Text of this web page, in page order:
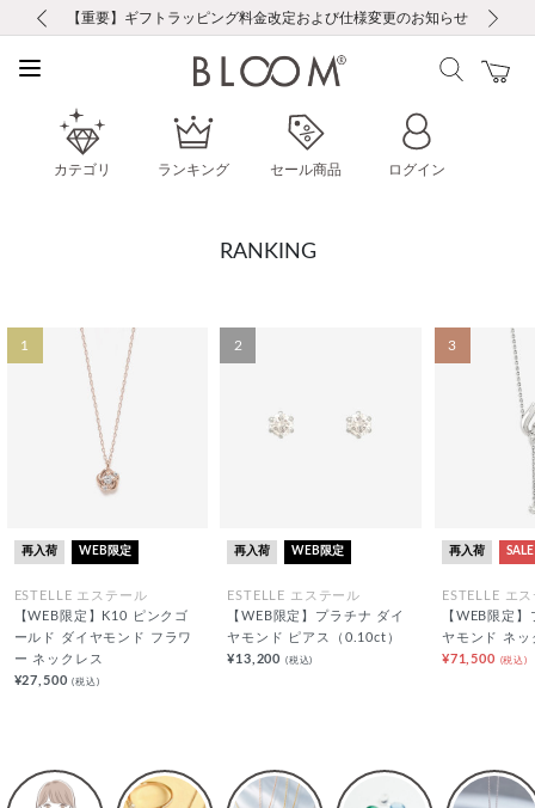
お修理・アフターサービスのご案内
【重要】令和８年熊本地震に伴う集配への影響について
【重要】ギフトラッピング料金改定および仕様変更のお知らせ
【重要】夏季休業の営業についてのご案内
税込5,500円以上で送料無料｜最短24時間以内に発送
新規会員登録で1000ポイントプレゼント！
新規LINE友だち登録で500円クーポンプレゼント
会員限定！レビュー投稿で100ポイントプレゼント
お修理・アフターサービスのご案内
【重要】令和８年熊本地震に伴う集配への影響について
カテゴリ ランキング セール商品 ログイン
RANKING
1
再入荷 WEB限定
ESTELLE エステール
【WEB限定】K10 ピンクゴ
ールド ダイヤモンド フラワ
ー ネックレス
¥27,500(税込)
2
再入荷 WEB限定
ESTELLE エステール
【WEB限定】プラチナ ダイ
ヤモンド ピアス（0.10ct）
¥13,200 (税込)
3
再入荷 SALE
ESTELLE エ
【WEB限定
ヤモンド ネッ
¥71,500 (税込)